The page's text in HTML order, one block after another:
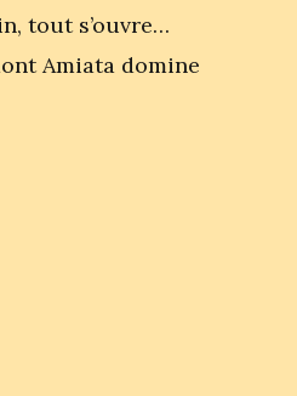
tout s’ouvre…
Amiata domine